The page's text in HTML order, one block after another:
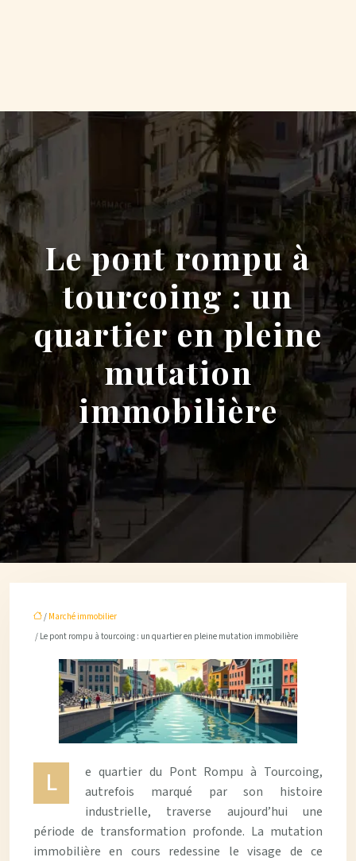
Le pont rompu à
tourcoing : un
quartier en pleine
mutation
immobilière
/ Marché immobilier
/ Le pont rompu à tourcoing : un quartier en pleine mutation immobilière
L
e quartier du Pont Rompu à Tourcoing,
autrefois marqué par son histoire
industrielle, traverse aujourd’hui une
période de transformation profonde. La mutation
immobilière en cours redessine le visage de ce